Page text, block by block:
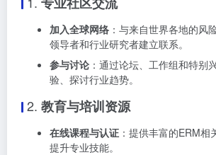
加入全球网络 ：与来自世界各地的风
领导者和行业研究者建立联系。
参与讨论 ：通过论坛、工作组和特别
验、探讨行业趋势。
2. 教育与培训资源
在线课程与认证 ：提供丰富的ERM
提升专业技能。